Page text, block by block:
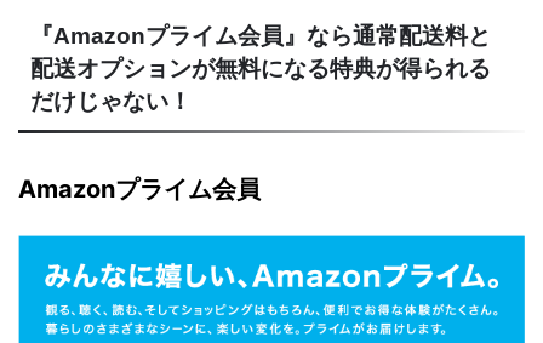
『Amazonプライム会員』なら通常配送料と
配送オプションが無料になる特典が得られる
だけじゃない！
Amazonプライム会員